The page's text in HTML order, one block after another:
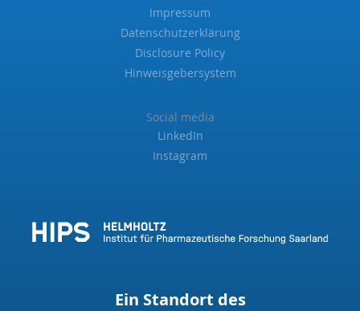
Impressum
Datenschutzerklärung
Disclosure Policy
Hinweisgebersystem
Social media
LinkedIn
Instagram
Ein Standort des